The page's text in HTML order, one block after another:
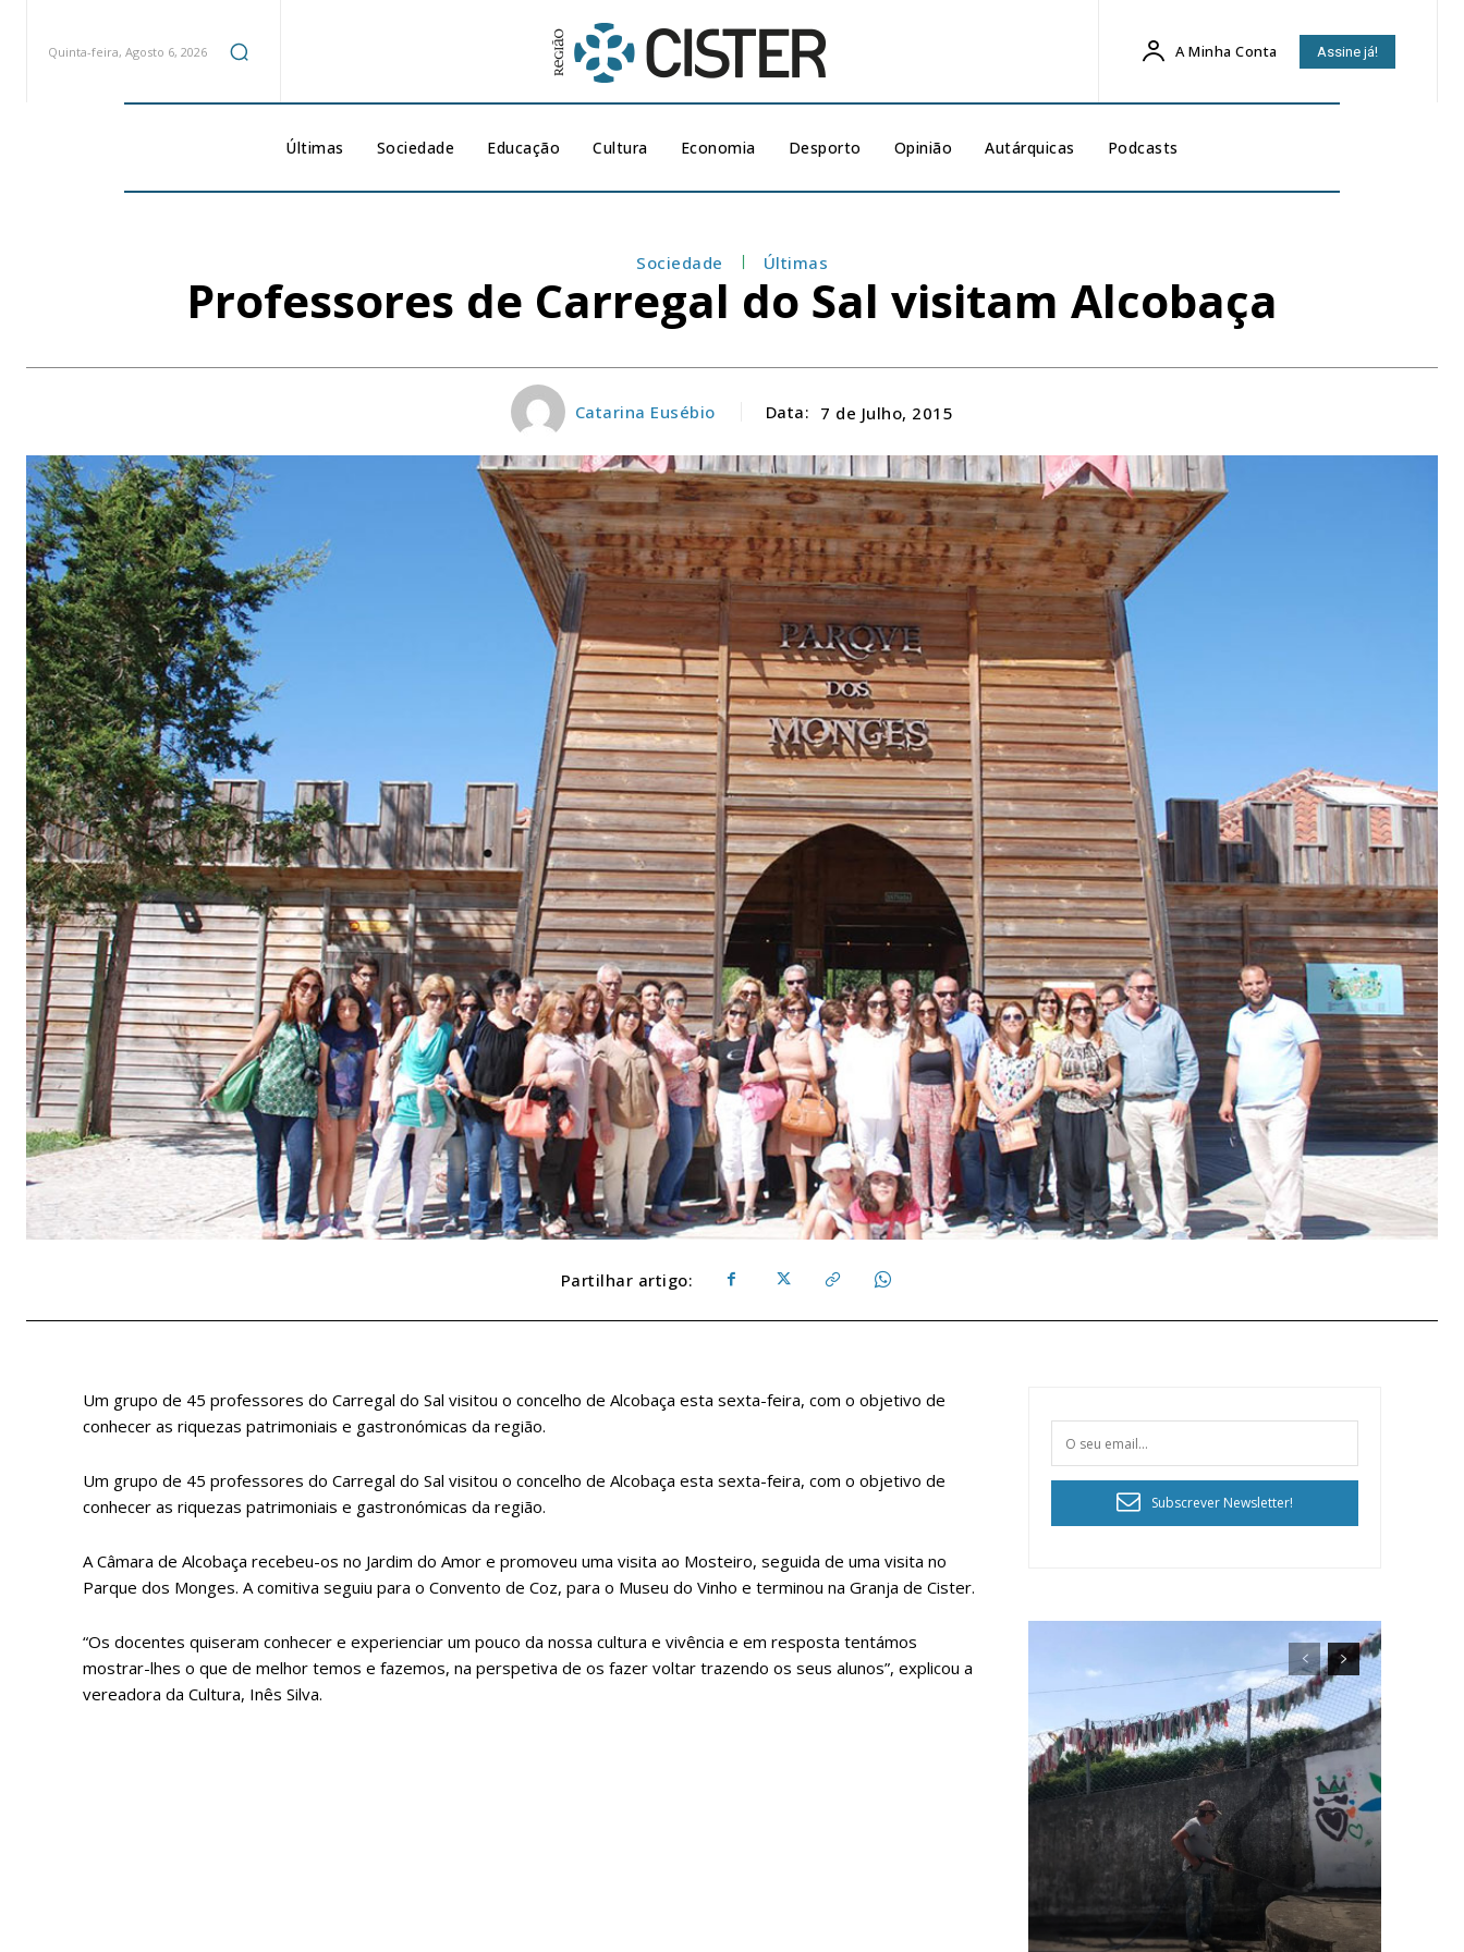
Faça-se assinante do Região de Cister e ajude-nos a manter este serviço público!
Quinta-feira, Agosto 6, 2026 A Minha Conta Assine já!
Últimas Sociedade Educação Cultura Economia Desporto Opinião Autárquicas Podcasts
Sociedade Últimas
Professores de Carregal do Sal visitam Alcobaça
Catarina Eusébio Data: 7 de Julho, 2015
Partilhar artigo:
Um grupo de 45 professores do Carregal do Sal visitou o concelho de Alcobaça esta sexta-feira, com o objetivo de
conhecer as riquezas patrimoniais e gastronómicas da região.
Um grupo de 45 professores do Carregal do Sal visitou o concelho de Alcobaça esta sexta-feira, com o objetivo de
conhecer as riquezas patrimoniais e gastronómicas da região.
A Câmara de Alcobaça recebeu-os no Jardim do Amor e promoveu uma visita ao Mosteiro, seguida de uma visita no
Parque dos Monges. A comitiva seguiu para o Convento de Coz, para o Museu do Vinho e terminou na Granja de Cister.
“Os docentes quiseram conhecer e experienciar um pouco da nossa cultura e vivência e em resposta tentámos
mostrar-lhes o que de melhor temos e fazemos, na perspetiva de os fazer voltar trazendo os seus alunos”, explicou a
vereadora da Cultura, Inês Silva.
Subscrever Newsletter!